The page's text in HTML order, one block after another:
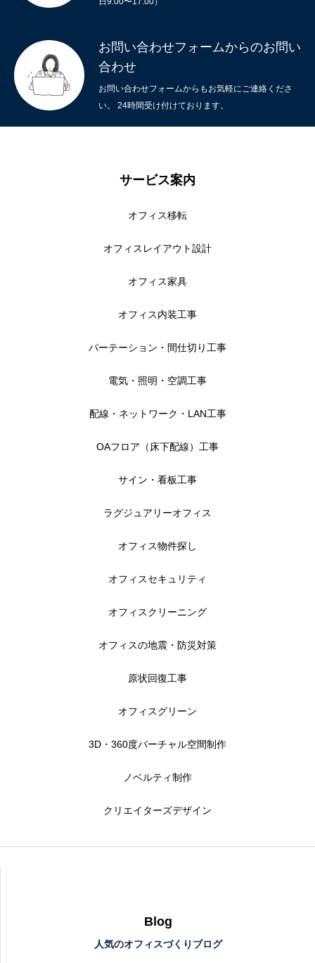
お問い合わせフォームからのお問い
合わせ
お問い合わせフォームからもお気軽にご連絡くださ
い。 24時間受け付けております。
サービス案内
オフィス移転
オフィスレイアウト設計
オフィス家具
オフィス内装工事
パーテーション・間仕切り工事
電気・照明・空調工事
配線・ネットワーク・LAN工事
OAフロア（床下配線）工事
サイン・看板工事
ラグジュアリーオフィス
オフィス物件探し
オフィスセキュリティ
オフィスクリーニング
オフィスの地震・防災対策
原状回復工事
オフィスグリーン
3D・360度バーチャル空間制作
ノベルティ制作
クリエイターズデザイン
Blog
人気のオフィスづくりブログ